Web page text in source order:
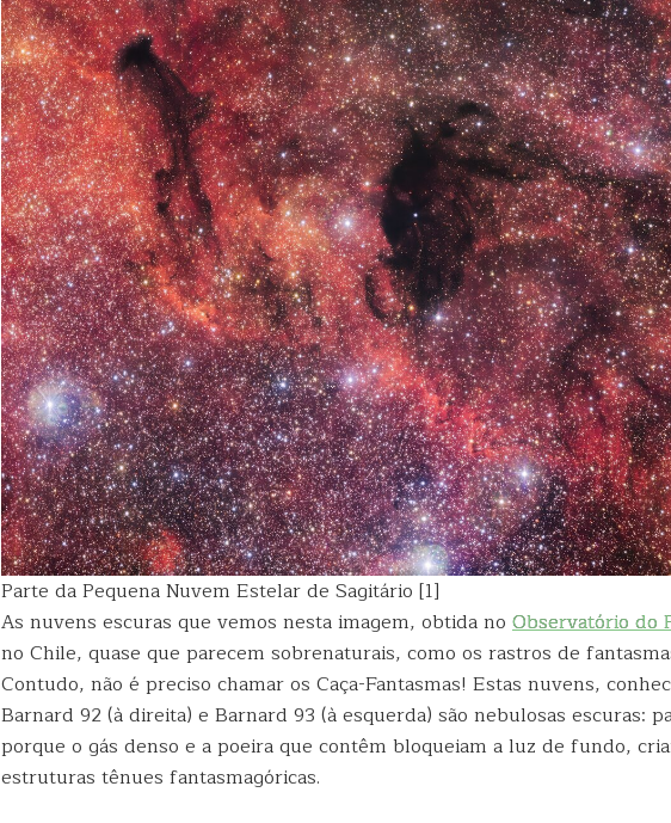
Parte da Pequena Nuvem Estelar de Sagitário [1]
As nuvens escuras que vemos nesta imagem, obtida no Observatório do
no Chile, quase que parecem sobrenaturais, como os rastros de
Contudo, não é preciso chamar os Caça-Fantasmas! Estas nuvens,
Barnard 92 (à direita) e Barnard 93 (à esquerda) são nebulosas escuras:
porque o gás denso e a poeira que contêm bloqueiam a luz de fundo,
estruturas tênues fantasmagóricas.